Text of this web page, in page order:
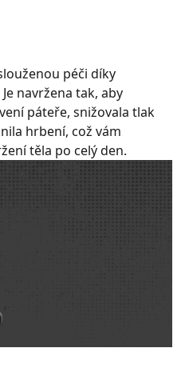
péči díky
navržena tak, aby
páteře, snižovala tlak
hrbení, což vám
těla po celý den.